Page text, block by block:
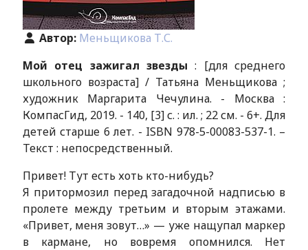
Автор: Меньщикова Т.С.
Мой отец зажигал звезды : [для среднего
школьного возраста] / Татьяна Меньщикова ;
художник Маргарита Чечулина. - Москва :
КомпасГид, 2019. - 140, [3] с. : ил. ; 22 см. - 6+. Для
детей старше 6 лет. - ISBN 978-5-00083-537-1. –
Текст : непосредственный.
Привет! Тут есть хоть кто-нибудь?
Я притормозил перед загадочной надписью в
пролете между третьим и вторым этажами.
«Привет, меня зовут…» — уже нащупал маркер
в кармане, но вовремя опомнился. Нет